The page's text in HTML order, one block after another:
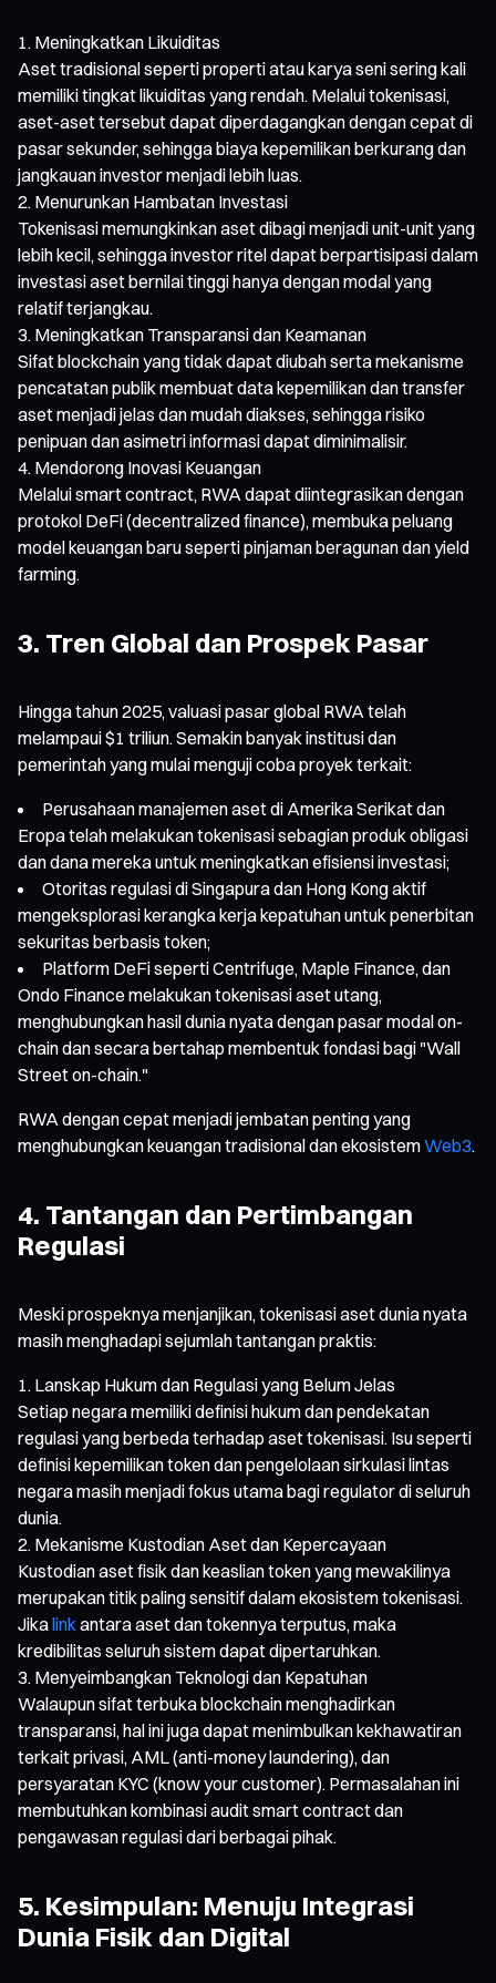
Meningkatkan Likuiditas
Aset tradisional seperti properti atau karya seni sering kali
memiliki tingkat likuiditas yang rendah. Melalui tokenisasi,
aset-aset tersebut dapat diperdagangkan dengan cepat di
pasar sekunder, sehingga biaya kepemilikan berkurang dan
jangkauan investor menjadi lebih luas.
Menurunkan Hambatan Investasi
Tokenisasi memungkinkan aset dibagi menjadi unit-unit yang
lebih kecil, sehingga investor ritel dapat berpartisipasi dalam
investasi aset bernilai tinggi hanya dengan modal yang
relatif terjangkau.
Meningkatkan Transparansi dan Keamanan
Sifat blockchain yang tidak dapat diubah serta mekanisme
pencatatan publik membuat data kepemilikan dan transfer
aset menjadi jelas dan mudah diakses, sehingga risiko
penipuan dan asimetri informasi dapat diminimalisir.
Mendorong Inovasi Keuangan
Melalui smart contract, RWA dapat diintegrasikan dengan
protokol DeFi (decentralized finance), membuka peluang
model keuangan baru seperti pinjaman beragunan dan yield
farming.
3. Tren Global dan Prospek Pasar
Hingga tahun 2025, valuasi pasar global RWA telah
melampaui $1 triliun. Semakin banyak institusi dan
pemerintah yang mulai menguji coba proyek terkait:
Perusahaan manajemen aset di Amerika Serikat dan
Eropa telah melakukan tokenisasi sebagian produk obligasi
dan dana mereka untuk meningkatkan efisiensi investasi;
Otoritas regulasi di Singapura dan Hong Kong aktif
mengeksplorasi kerangka kerja kepatuhan untuk penerbitan
sekuritas berbasis token;
Platform DeFi seperti Centrifuge, Maple Finance, dan
Ondo Finance melakukan tokenisasi aset utang,
menghubungkan hasil dunia nyata dengan pasar modal on-
chain dan secara bertahap membentuk fondasi bagi "Wall
Street on-chain."
RWA dengan cepat menjadi jembatan penting yang
menghubungkan keuangan tradisional dan ekosistemWeb3.
4. Tantangan dan Pertimbangan
Regulasi
Meski prospeknya menjanjikan, tokenisasi aset dunia nyata
masih menghadapi sejumlah tantangan praktis:
Lanskap Hukum dan Regulasi yang Belum Jelas
Setiap negara memiliki definisi hukum dan pendekatan
regulasi yang berbeda terhadap aset tokenisasi. Isu seperti
definisi kepemilikan token dan pengelolaan sirkulasi lintas
negara masih menjadi fokus utama bagi regulator di seluruh
dunia.
Mekanisme Kustodian Aset dan Kepercayaan
Kustodian aset fisik dan keaslian token yang mewakilinya
merupakan titik paling sensitif dalam ekosistem tokenisasi.
Jikalinkantara aset dan tokennya terputus, maka
kredibilitas seluruh sistem dapat dipertaruhkan.
Menyeimbangkan Teknologi dan Kepatuhan
Walaupun sifat terbuka blockchain menghadirkan
transparansi, hal ini juga dapat menimbulkan kekhawatiran
terkait privasi, AML (anti-money laundering), dan
persyaratan KYC (know your customer). Permasalahan ini
membutuhkan kombinasi audit smart contract dan
pengawasan regulasi dari berbagai pihak.
5. Kesimpulan: Menuju Integrasi
Dunia Fisik dan Digital